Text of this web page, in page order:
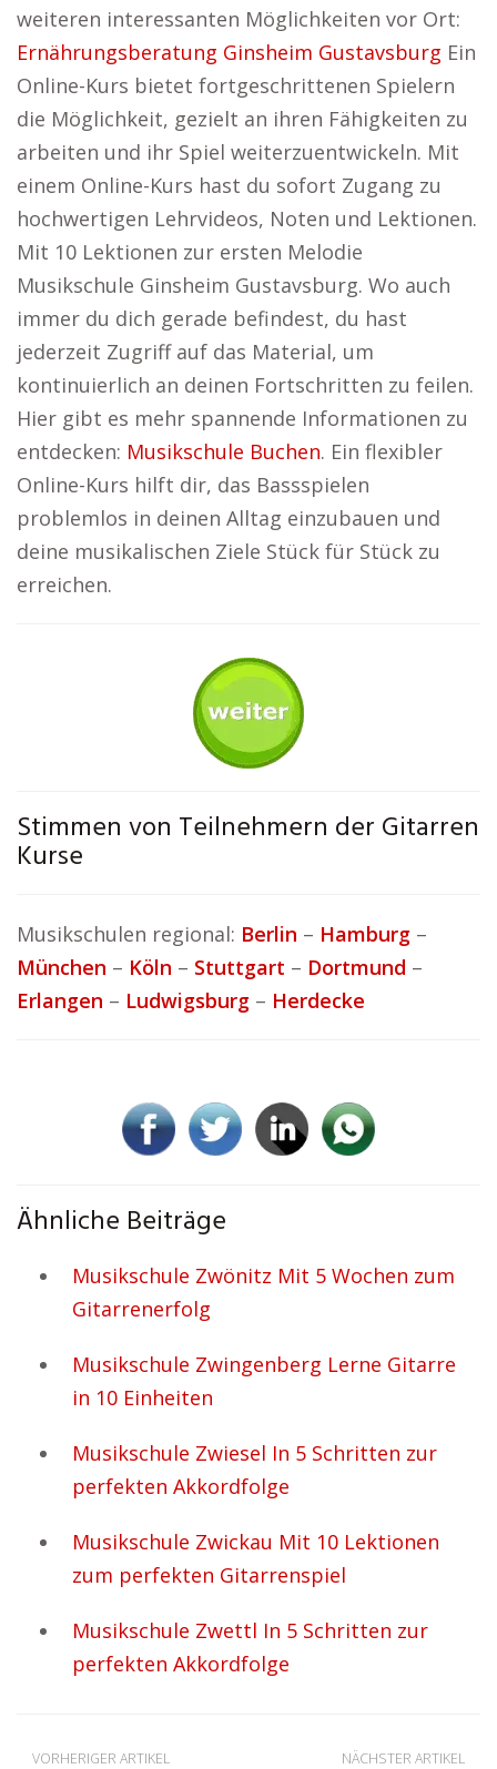
weiteren interessanten Möglichkeiten vor Ort:
Ernährungsberatung Ginsheim Gustavsburg Ein
Online-Kurs bietet fortgeschrittenen Spielern
die Möglichkeit, gezielt an ihren Fähigkeiten zu
arbeiten und ihr Spiel weiterzuentwickeln. Mit
einem Online-Kurs hast du sofort Zugang zu
hochwertigen Lehrvideos, Noten und Lektionen.
Mit 10 Lektionen zur ersten Melodie
Musikschule Ginsheim Gustavsburg. Wo auch
immer du dich gerade befindest, du hast
jederzeit Zugriff auf das Material, um
kontinuierlich an deinen Fortschritten zu feilen.
Hier gibt es mehr spannende Informationen zu
entdecken: Musikschule Buchen. Ein flexibler
Online-Kurs hilft dir, das Bassspielen
problemlos in deinen Alltag einzubauen und
deine musikalischen Ziele Stück für Stück zu
erreichen.
Stimmen von Teilnehmern der Gitarren
Kurse
Musikschulen regional: Berlin – Hamburg –
München – Köln – Stuttgart – Dortmund –
Erlangen – Ludwigsburg – Herdecke
Ähnliche Beiträge
Musikschule Zwönitz Mit 5 Wochen zum
Gitarrenerfolg
Musikschule Zwingenberg Lerne Gitarre
in 10 Einheiten
Musikschule Zwiesel In 5 Schritten zur
perfekten Akkordfolge
Musikschule Zwickau Mit 10 Lektionen
zum perfekten Gitarrenspiel
Musikschule Zwettl In 5 Schritten zur
perfekten Akkordfolge
VORHERIGER ARTIKEL NÄCHSTER ARTIKEL